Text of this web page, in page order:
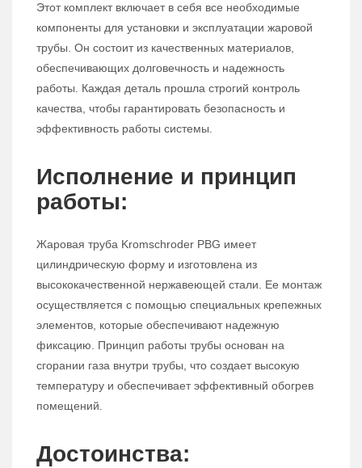
Этот комплект включает в себя все необходимые
компоненты для установки и эксплуатации жаровой
трубы. Он состоит из качественных материалов,
обеспечивающих долговечность и надежность
работы. Каждая деталь прошла строгий контроль
качества, чтобы гарантировать безопасность и
эффективность работы системы.
Исполнение и принцип
работы:
Жаровая труба Kromschroder PBG имеет
цилиндрическую форму и изготовлена из
высококачественной нержавеющей стали. Ее монтаж
осуществляется с помощью специальных крепежных
элементов, которые обеспечивают надежную
фиксацию. Принцип работы трубы основан на
сгорании газа внутри трубы, что создает высокую
температуру и обеспечивает эффективный обогрев
помещений.
Достоинства: